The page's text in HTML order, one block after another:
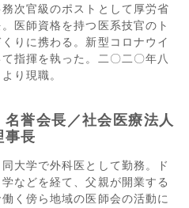
次官級のポストとして厚労省
医師資格を持つ医系技官のト
りに携わる。新型コロナウイ
指揮を執った。二〇二〇年八
り現職。
誉会長／社会医療法人
事長
大学で外科医として勤務。ド
などを経て、父親が開業する
く傍ら地域の医師会の活動に